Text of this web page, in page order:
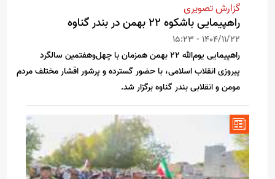
گزارش تصویری
راهپیمایی باشکوه ۲۲ بهمن در بندر گناوه
1404/11/22 - 15:23
راهپیمایی یوم‌الله ۲۲ بهمن همزمان با چهل‌وهفتمین سالگرد
پیروزی انقلاب اسلامی، با حضور گسترده و پرشور اقشار مختلف مردم
مومن و انقلابی بندر گناوه برگزار شد.